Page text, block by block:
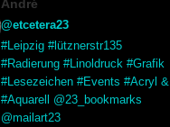
André
@etcetera23
#Leipzig #lütznerstr135
#Radierung #Linoldruck #Grafik
#Lesezeichen #Events #Acryl &
#Aquarell @23_bookmarks
@mailart23